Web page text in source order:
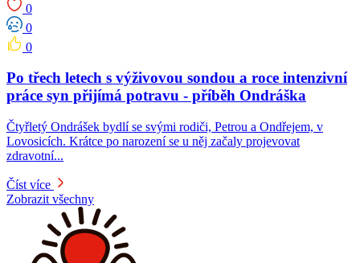
0
0
0
Po třech letech s výživovou sondou a roce intenzivní
práce syn přijímá potravu -⁠⁠⁠⁠⁠⁠ příběh Ondráška
Čtyřletý Ondrášek bydlí se svými rodiči, Petrou a Ondřejem, v
Lovosicích. Krátce po narození se u něj začaly projevovat
zdravotní...
Číst více
Zobrazit všechny